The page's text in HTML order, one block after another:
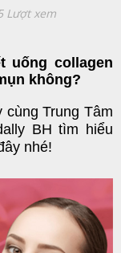
Lượt xem
uống collagen
không?
cùngTrung Tâm
BH tìm hiểu
nhé!